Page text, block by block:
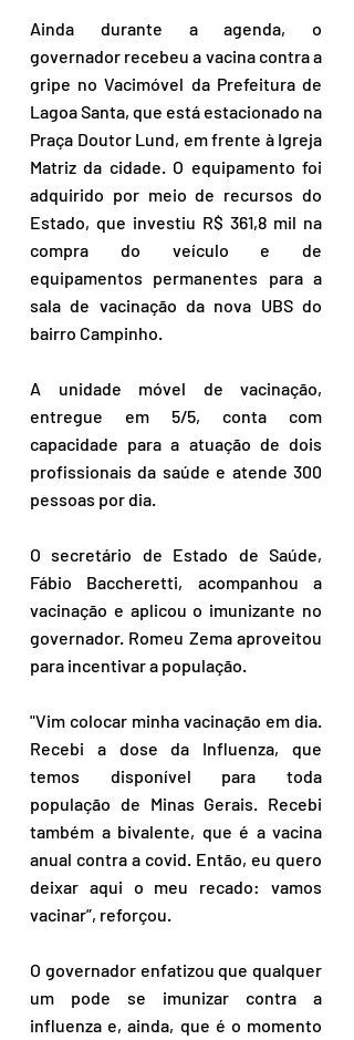
Ainda durante a agenda, o
governador recebeu a vacina contra a
gripe no Vacimóvel da Prefeitura de
Lagoa Santa, que está estacionado na
Praça Doutor Lund, em frente à Igreja
Matriz da cidade. O equipamento foi
adquirido por meio de recursos do
Estado, que investiu R$ 361,8 mil na
compra do veículo e de
equipamentos permanentes para a
sala de vacinação da nova UBS do
bairro Campinho.
A unidade móvel de vacinação,
entregue em 5/5, conta com
capacidade para a atuação de dois
profissionais da saúde e atende 300
pessoas por dia.
O secretário de Estado de Saúde,
Fábio Baccheretti, acompanhou a
vacinação e aplicou o imunizante no
governador. Romeu Zema aproveitou
para incentivar a população.
"Vim colocar minha vacinação em dia.
Recebi a dose da Influenza, que
temos disponível para toda
população de Minas Gerais. Recebi
também a bivalente, que é a vacina
anual contra a covid. Então, eu quero
deixar aqui o meu recado: vamos
vacinar”, reforçou.
O governador enfatizou que qualquer
um pode se imunizar contra a
influenza e, ainda, que é o momento